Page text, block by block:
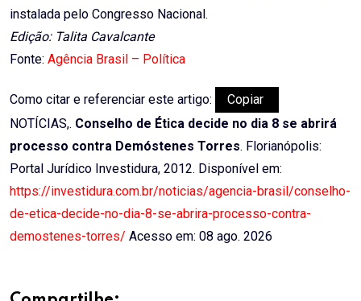
instalada pelo Congresso Nacional.
Edição: Talita Cavalcante
Fonte: Agência Brasil – Política
Como citar e referenciar este artigo:
Copiar
NOTÍCIAS,. Conselho de Ética decide no dia 8 se abrirá
processo contra Demóstenes Torres. Florianópolis:
Portal Jurídico Investidura, 2012. Disponível em:
https://investidura.com.br/noticias/agencia-brasil/conselho-
de-etica-decide-no-dia-8-se-abrira-processo-contra-
demostenes-torres/ Acesso em: 08 ago. 2026